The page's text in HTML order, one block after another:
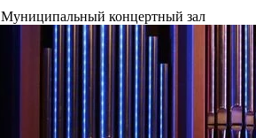
Муниципальный концертный зал